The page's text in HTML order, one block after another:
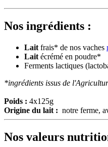
Nos ingrédients :
Lait frais* de nos vaches
Lait écrémé en poudre*
Ferments lactiques
*ingrédients issus de
Poids : 4x125g
Origine du lait : notre ferme,
Nos valeurs